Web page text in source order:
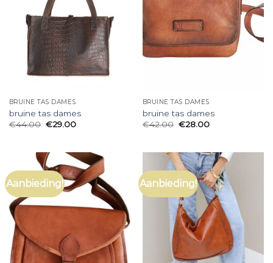
BRUINE TAS DAMES
bruine tas dames
€44.00 €29.00
BRUINE TAS DAMES
bruine tas dames
€42.00 €28.00
Aanbieding! Aanbieding!